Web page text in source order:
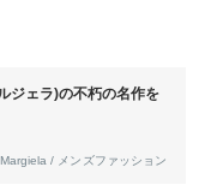
るため追加料金が発生す
URLでご案内します。注
りません。）
ジェラ)の不朽の名作を
/ メンズファッション